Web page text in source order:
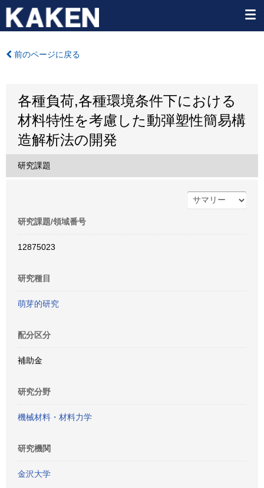
前のページに戻る
各種負荷,各種環境条件下における
材料特性を考慮した動弾塑性簡易構
造解析法の開発
研究課題
研究課題/領域番号
12875023
研究種目
萌芽的研究
配分区分
補助金
研究分野
機械材料・材料力学
研究機関
金沢大学